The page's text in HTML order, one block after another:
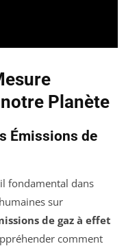
Planète
Émissions de
fondamental dans
sur
de gaz à effet
comment